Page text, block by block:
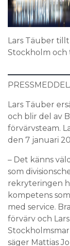
Search for:
Lars Täuber
Stockholm och
Lars Täuber
och blir del av
förvärvsteam.
den 7 januari
– Det känns
som
rekryteringen
kompetens
med service.
förvärv och
säger Mattias